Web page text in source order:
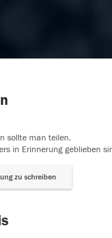
sollte man teilen.
in Erinnerung geblieben
zu schreiben